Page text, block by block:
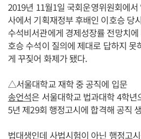
2019년 11월1일 국회운영위원회에
사에서 기획재정부 후배인 이호승 당
수석비서관에게 경제성장률 전망치
호승 수석이 질의에 제대로 답하지 못
게 꾸짖어 화제가 됐다.
△서울대학교 재학 중 공직에 입문
송언석은 서울대학교 법과대학 4학
5년 제29회 행정고시에 합격해 공직
법대생인데 사법시험이 아닌 행정고